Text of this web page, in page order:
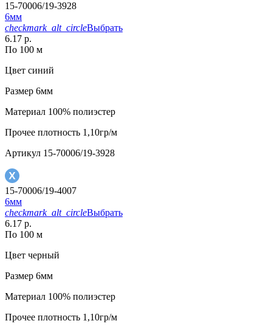
15-70006/19-3928
6мм
checkmark_alt_circleВыбрать
6.17 р.
По 100 м
Цвет синий
Размер 6мм
Материал 100% полиэстер
Прочее плотность 1,10гр/м
Артикул 15-70006/19-3928
15-70006/19-4007
6мм
checkmark_alt_circleВыбрать
6.17 р.
По 100 м
Цвет черный
Размер 6мм
Материал 100% полиэстер
Прочее плотность 1,10гр/м